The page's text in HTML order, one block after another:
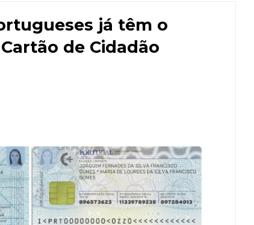
já têm o
de Cidadão